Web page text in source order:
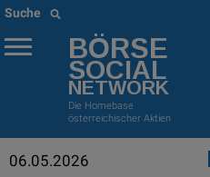
Suche
BÖRSE
SOCIAL
NETWORK
Die Homebase
österreichischer Aktien
06.05.2026